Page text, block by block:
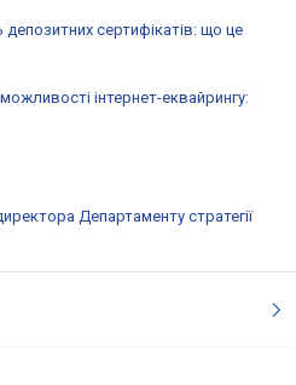
сертифікатів: що це
інтернет-еквайрингу:
Департаменту стратегії